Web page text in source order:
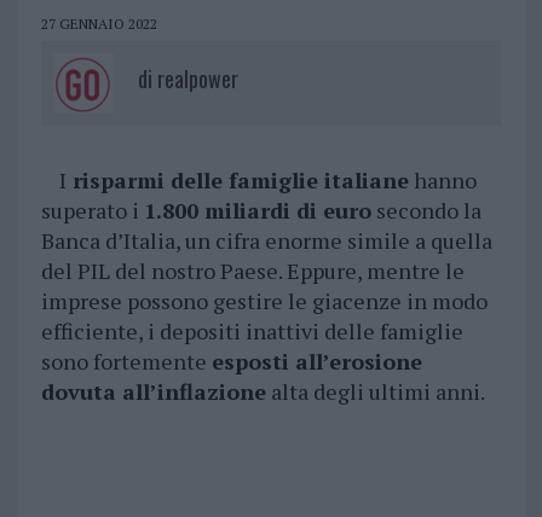
27 GENNAIO 2022
di realpower
I risparmi delle famiglie italianehanno
superato i 1.800 miliardi di eurosecondo la
Banca d’Italia, un cifra enorme simile a quella
del PIL del nostro Paese. Eppure, mentre le
imprese possono gestire le giacenze in modo
efficiente, i depositi inattivi delle famiglie
sono fortemente esposti all’erosione
dovuta all’inflazionealta degli ultimi anni.